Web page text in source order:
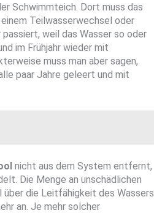
Schwimmteich. Dort muss das
Teilwasserwechsel oder
weil das Wasser so oder
im Frühjahr wieder mit
muss man aber sagen,
paar Jahre geleert und mit
nicht aus dem System entfernt,
Die Menge an unschädlichen
über die Leitfähigkeit des Wassers
an. Je mehr solcher